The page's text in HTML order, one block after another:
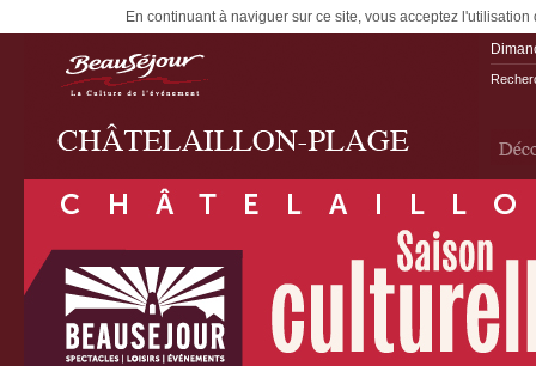
En continuant à naviguer sur ce site, vous acceptez